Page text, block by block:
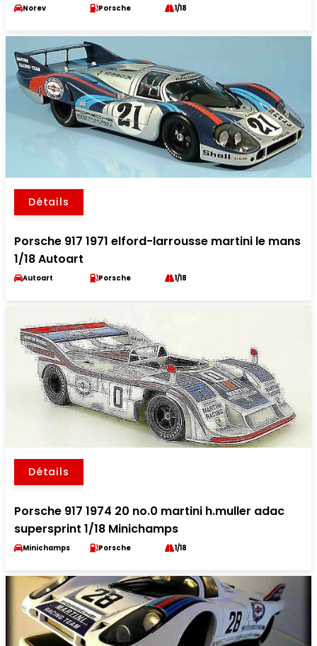
Norev Porsche 1/18
Détails
Porsche 917 1971 elford-larrousse martini le mans
1/18 Autoart
Autoart Porsche 1/18
Détails
Porsche 917 1974 20 no.0 martini h.muller adac
supersprint 1/18 Minichamps
Minichamps Porsche 1/18